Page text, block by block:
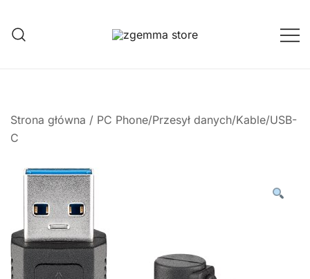
treści
Strona główna / PC Phone/Przesył danych/Kable/USB-
C